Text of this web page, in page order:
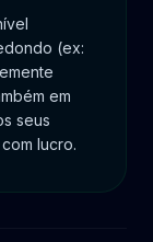
(ex:
em
seus
lucro.